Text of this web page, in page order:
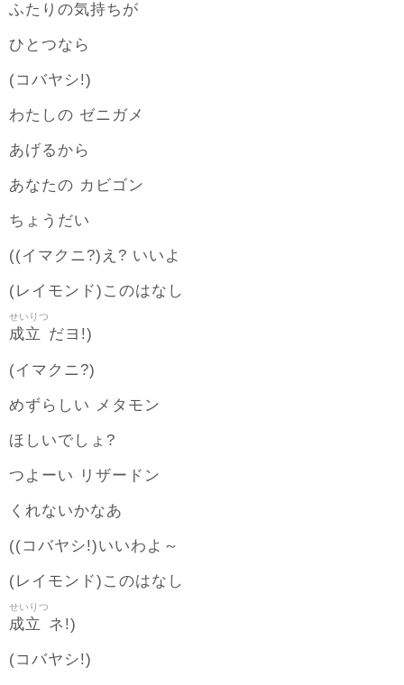
ふたりの気持ちが
ひとつなら
(コバヤシ!)
わたしの ゼニガメ
あげるから
あなたの カビゴン
ちょうだい
((イマクニ?)え? いいよ
(レイモンド)このはなし
成立
せいりつ
だヨ!)
(イマクニ?)
めずらしい メタモン
ほしいでしょ?
つよーい リザードン
くれないかなあ
((コバヤシ!)いいわよ～
(レイモンド)このはなし
成立
せいりつ
ネ!)
(コバヤシ!)